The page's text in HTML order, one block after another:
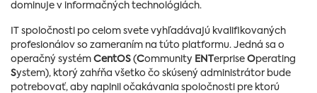
dominuje v informačných technológiách.
IT spoločnosti po celom svete vyhľadávajú kvalifikovaných
profesionálov so zameraním na túto platformu. Jedná sa o
operačný systém CentOS (Community ENTerprise Operating
System), ktorý zahŕňa všetko čo skúsený administrátor bude
potrebovať, aby naplnil očakávania spoločnosti pre ktorú